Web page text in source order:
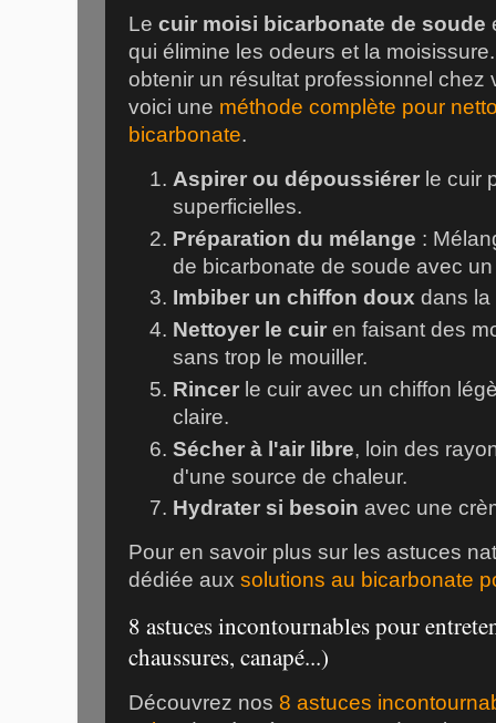
Le cuir moisi bicarbonate de soude
qui élimine les odeurs et la
obtenir un résultat professionnel chez
voici une méthode complète pour
bicarbonate.
Aspirer ou dépoussiérer le cuir
superficielles.
Préparation du mélange :
de bicarbonate de soude avec
Imbiber un chiffon doux dans la
Nettoyer le cuir en faisant des
sans trop le mouiller.
Rincer le cuir avec un chiffon
claire.
Sécher à l'air libre, loin des
d'une source de chaleur.
Hydrater si besoin avec une
Pour en savoir plus sur les astuces
dédiée aux solutions au bicarbonate
8 astuces incontournables pour
chaussures, canapé...)
Découvrez nos 8 astuces